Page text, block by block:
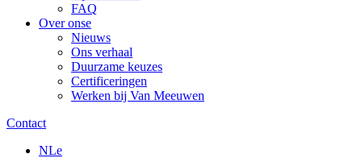
FAQ
Over ons
Nieuws
Ons verhaal
Duurzame keuzes
Certificeringen
Werken bij Van Meeuwen
Contact
NL